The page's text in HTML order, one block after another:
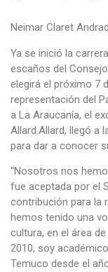
Neimar Claret
Ya se inició la
escaños del
elegirá el próximo 7
representación del
a La Araucanía, el
Allard.Allard, llegó a
para dar a conocer
“Nosotros nos
fue aceptada por el
contribución para la
hemos tenido una
cultura, en el área
2010, soy
Temuco desde el